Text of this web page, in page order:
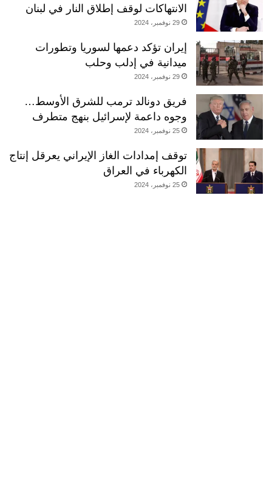
الانتهاكات لوقف إطلاق النار في لبنان
29 نوفمبر، 2024
إيران تؤكد دعمها لسوريا وتطورات
ميدانية في إدلب وحلب
29 نوفمبر، 2024
فريق دونالد ترمب للشرق الأوسط…
وجوه داعمة لإسرائيل بنهج متطرف
25 نوفمبر، 2024
توقف إمدادات الغاز الإيراني يعرقل إنتاج
الكهرباء في العراق
25 نوفمبر، 2024